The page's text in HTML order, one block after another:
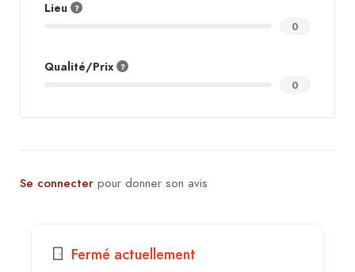
Lieu
0
Qualité/Prix
0
Se connecter pour donner son avis
Fermé actuellement